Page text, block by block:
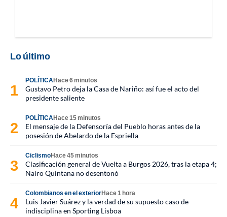
Lo último
POLÍTICAHace 6 minutos
Gustavo Petro deja la Casa de Nariño: así fue el acto del
presidente saliente
POLÍTICAHace 15 minutos
El mensaje de la Defensoría del Pueblo horas antes de la
posesión de Abelardo de la Espriella
CiclismoHace 45 minutos
Clasificación general de Vuelta a Burgos 2026, tras la etapa 4;
Nairo Quintana no desentonó
Colombianos en el exteriorHace 1 hora
Luis Javier Suárez y la verdad de su supuesto caso de
indisciplina en Sporting Lisboa